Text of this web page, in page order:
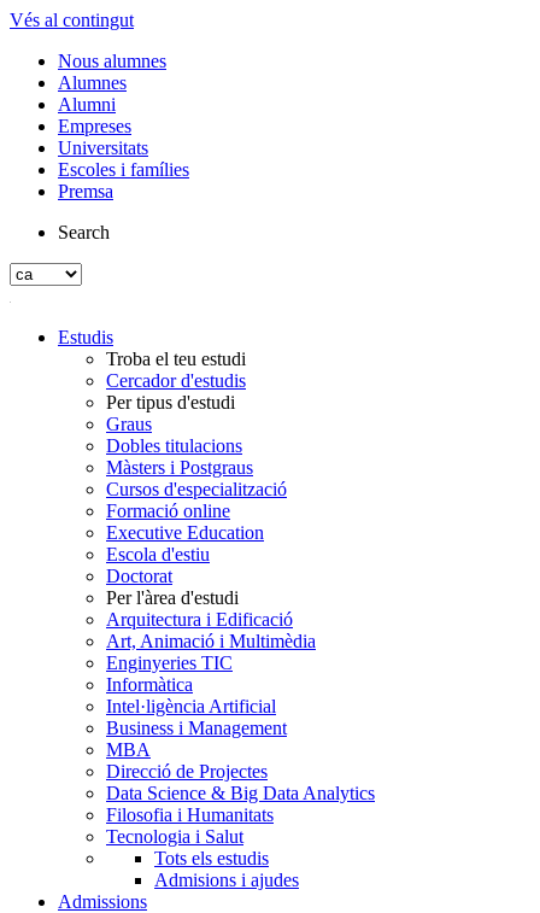
Vés al contingut
Nous alumnes
Alumnes
Alumni
Empreses
Universitats
Escoles i famílies
Premsa
Search
Estudis
Troba el teu estudi
Cercador d'estudis
Per tipus d'estudi
Graus
Dobles titulacions
Màsters i Postgraus
Cursos d'especialització
Formació online
Executive Education
Escola d'estiu
Doctorat
Per l'àrea d'estudi
Arquitectura i Edificació
Art, Animació i Multimèdia
Enginyeries TIC
Informàtica
Intel·ligència Artificial
Business i Management
MBA
Direcció de Projectes
Data Science & Big Data Analytics
Filosofia i Humanitats
Tecnologia i Salut
Tots els estudis
Admisions i ajudes
Admissions